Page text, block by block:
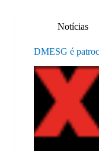
Notícias
DMESG é